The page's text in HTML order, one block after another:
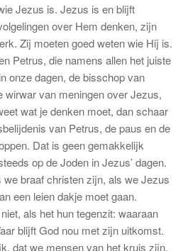
Jezus is. Jezus is en blijft
over Hem denken, zijn
Zij moeten goed weten wie Hij is.
Petrus, die namens allen het juiste
onze dagen, de bisschop van
wirwar van meningen over Jezus,
wat je denken moet, dan schaar
van Petrus, de paus en de
Dat is geen gemakkelijk
op de Joden in Jezus’ dagen.
braaf christen zijn, als we Jezus
een leien dakje moet gaan.
als het hun tegenzit: waaraan
blijft God nou met zijn uitkomst.
dat we mensen van het kruis zijn.